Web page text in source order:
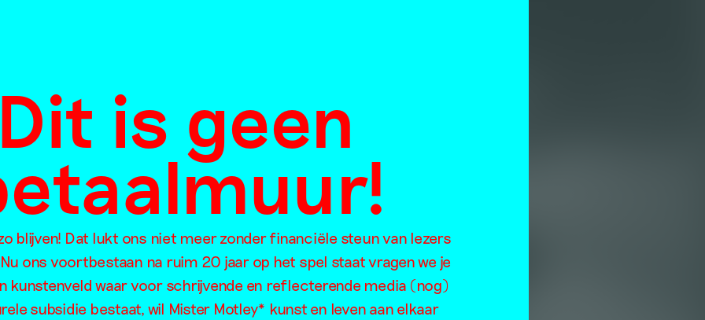
is geen
blijven! Dat lukt ons niet meer zonder financiële steun van lezers
ons voortbestaan na ruim 20 jaar op het spel staat vragen we je
kunstenveld waar voor schrijvende en reflecterende media (nog)
subsidie bestaat, wil Mister Motley* kunst en leven aan elkaar
macht van de
muze